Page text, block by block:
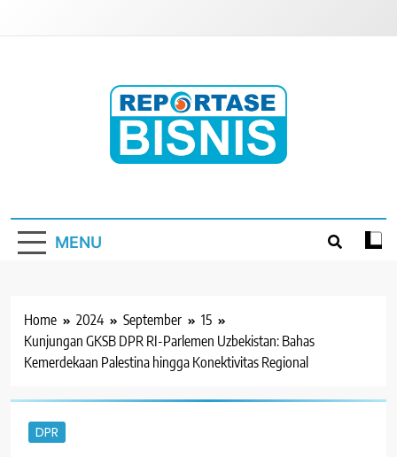
MENU
Home 2024 September
15
Kunjungan GKSB DPR RI-Parlemen Uzbekistan: Bahas
Kemerdekaan Palestina hingga Konektivitas Regional
DPR